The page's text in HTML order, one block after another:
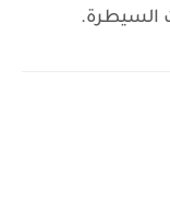
السيطرة.